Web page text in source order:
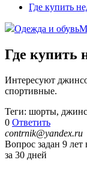
Где купить
Одежда и обувь
Где купить
Интересуют
спортивные.
Теги: шорты,
0 Ответить
contrnik@yandex.ru
Вопрос задан 9 лет
за 30 дней